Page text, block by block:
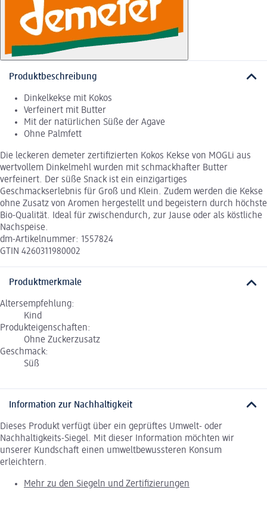
Produktbeschreibung
Dinkelkekse mit Kokos
Verfeinert mit Butter
Mit der natürlichen Süße der Agave
Ohne Palmfett
Die leckeren demeter zertifizierten Kokos Kekse von MOGLi aus
wertvollem Dinkelmehl wurden mit schmackhafter Butter
verfeinert. Der süße Snack ist ein einzigartiges
Geschmackserlebnis für Groß und Klein. Zudem werden die Kekse
ohne Zusatz von Aromen hergestellt und begeistern durch höchste
Bio-Qualität. Ideal für zwischendurch, zur Jause oder als köstliche
Nachspeise.
dm-Artikelnummer: 1557824
GTIN 4260311980002
Produktmerkmale
Altersempfehlung:
Kind
Produkteigenschaften:
Ohne Zuckerzusatz
Geschmack:
Süß
Information zur Nachhaltigkeit
Dieses Produkt verfügt über ein geprüftes Umwelt- oder
Nachhaltigkeits-Siegel. Mit dieser Information möchten wir
unserer Kundschaft einen umweltbewussteren Konsum
erleichtern.
Mehr zu den Siegeln und Zertifizierungen